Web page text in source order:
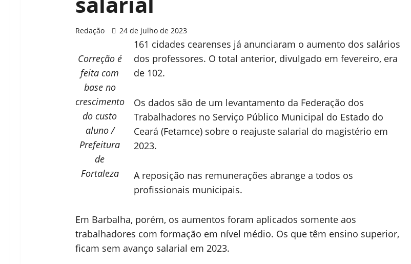
Redação 24 de julho de 2023
Correção é
feita com
base no
crescimento
do custo
aluno /
Prefeitura
de
Fortaleza
161 cidades cearenses já anunciaram o aumento dos salários
dos professores. O total anterior, divulgado em fevereiro, era
de 102.
Os dados são de um levantamento da Federação dos
Trabalhadores no Serviço Público Municipal do Estado do
Ceará (Fetamce) sobre o reajuste salarial do magistério em
2023.
A reposição nas remunerações abrange a todos os
profissionais municipais.
Em Barbalha, porém, os aumentos foram aplicados somente aos
trabalhadores com formação em nível médio. Os que têm ensino superior,
ficam sem avanço salarial em 2023.